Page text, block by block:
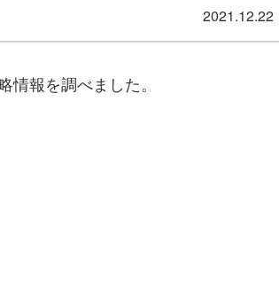
2021.12.22
報を調べました。